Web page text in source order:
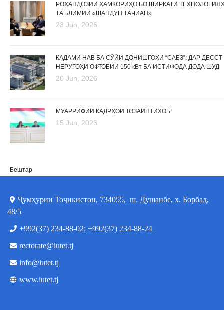
РОҲАНДОЗИИ ҲАМКОРИҲО БО ШИРКАТИ
ТАЪЛИМИИ «ШАНДУН ТАҶИАН»
23 Jun, 2026
ҚАДАМИ НАВ БА СӮЙИ ДОНИШГОҲИ “САБЗ”: ДАР ДБССТ
НЕРУГОҲИ ОФТОБИИ 150 кВт БА ИСТИФОДА ДОДА ШУД
20 Jun, 2026
МУАРРИФИИ КАДРҲОИ ТОЗАИНТИХОБ!
15 Jun, 2026
Бештар
Ҷумҳурии Тоҷикистон, 734055, ш. Душанбе, х. Борбад,
48/5
+992(37) 234-88-02; +992(37) 234-88-24
rectorate@iutet.tj
info@iutet.tj
www.iutet.tj